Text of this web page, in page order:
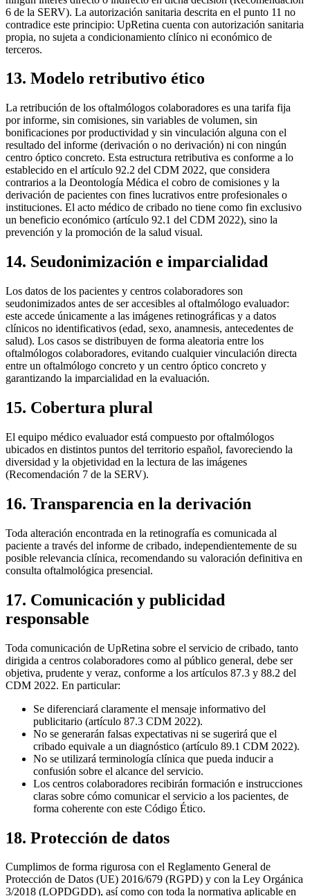
6 de la SERV). La autorización sanitaria descrita en el punto 11 no
contradice este principio: UpRetina cuenta con autorización sanitaria
propia, no sujeta a condicionamiento clínico ni económico de
terceros.
13. Modelo retributivo ético
La retribución de los oftalmólogos colaboradores es una tarifa fija
por informe, sin comisiones, sin variables de volumen, sin
bonificaciones por productividad y sin vinculación alguna con el
resultado del informe (derivación o no derivación) ni con ningún
centro óptico concreto. Esta estructura retributiva es conforme a lo
establecido en el artículo 92.2 del CDM 2022, que considera
contrarios a la Deontología Médica el cobro de comisiones y la
derivación de pacientes con fines lucrativos entre profesionales o
instituciones. El acto médico de cribado no tiene como fin exclusivo
un beneficio económico (artículo 92.1 del CDM 2022), sino la
prevención y la promoción de la salud visual.
14. Seudonimización e imparcialidad
Los datos de los pacientes y centros colaboradores son
seudonimizados antes de ser accesibles al oftalmólogo evaluador:
este accede únicamente a las imágenes retinográficas y a datos
clínicos no identificativos (edad, sexo, anamnesis, antecedentes de
salud). Los casos se distribuyen de forma aleatoria entre los
oftalmólogos colaboradores, evitando cualquier vinculación directa
entre un oftalmólogo concreto y un centro óptico concreto y
garantizando la imparcialidad en la evaluación.
15. Cobertura plural
El equipo médico evaluador está compuesto por oftalmólogos
ubicados en distintos puntos del territorio español, favoreciendo la
diversidad y la objetividad en la lectura de las imágenes
(Recomendación 7 de la SERV).
16. Transparencia en la derivación
Toda alteración encontrada en la retinografía es comunicada al
paciente a través del informe de cribado, independientemente de su
posible relevancia clínica, recomendando su valoración definitiva en
consulta oftalmológica presencial.
17. Comunicación y publicidad
responsable
Toda comunicación de UpRetina sobre el servicio de cribado, tanto
dirigida a centros colaboradores como al público general, debe ser
objetiva, prudente y veraz, conforme a los artículos 87.3 y 88.2 del
CDM 2022. En particular:
Se diferenciará claramente el mensaje informativo del
publicitario (artículo 87.3 CDM 2022).
No se generarán falsas expectativas ni se sugerirá que el
cribado equivale a un diagnóstico (artículo 89.1 CDM 2022).
No se utilizará terminología clínica que pueda inducir a
confusión sobre el alcance del servicio.
Los centros colaboradores recibirán formación e instrucciones
claras sobre cómo comunicar el servicio a los pacientes, de
forma coherente con este Código Ético.
18. Protección de datos
Cumplimos de forma rigurosa con el Reglamento General de
Protección de Datos (UE) 2016/679 (RGPD) y con la Ley Orgánica
3/2018 (LOPDGDD), así como con toda la normativa aplicable en